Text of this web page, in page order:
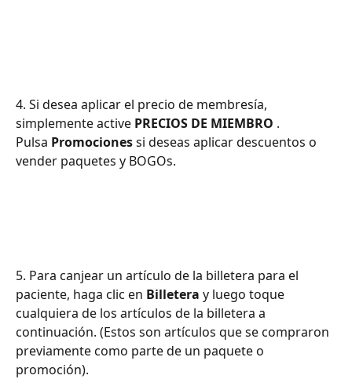
4. Si desea aplicar el precio de membresía,
simplemente active PRECIOS DE MIEMBRO .
Pulsa Promociones si deseas aplicar descuentos o
vender paquetes y BOGOs.
5. Para canjear un artículo de la billetera para el
paciente, haga clic en Billetera y luego toque
cualquiera de los artículos de la billetera a
continuación. (Estos son artículos que se compraron
previamente como parte de un paquete o
promoción).